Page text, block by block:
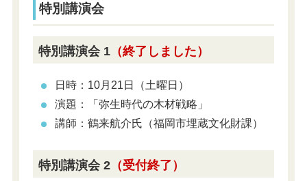
特別講演会
特別講演会 1 （終了しました）
日時：10月21日（土曜日）
演題：「弥生時代の木材戦略」
講師：鶴来航介氏（福岡市埋蔵文化財課）
特別講演会 2 （受付終了）